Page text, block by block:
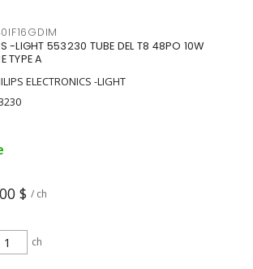
-LIGHT 553230 TUBE DEL T8 48PO 10W
TYPE A
ELECTRONICS -LIGHT
$ / ch
ch